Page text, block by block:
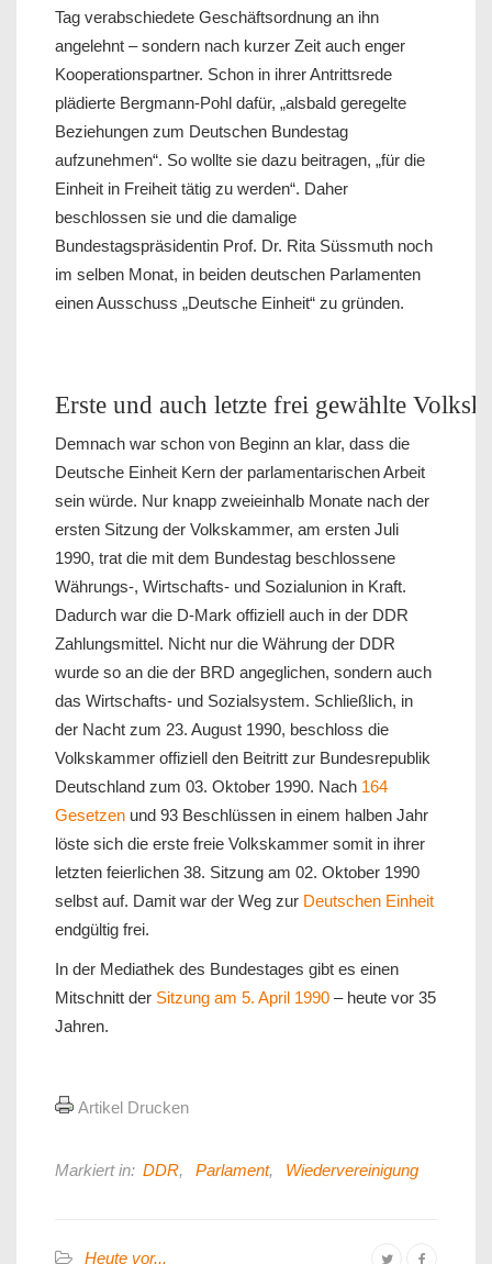
Tag verabschiedete Geschäftsordnung an ihn
angelehnt – sondern nach kurzer Zeit auch enger
Kooperationspartner. Schon in ihrer Antrittsrede
plädierte Bergmann-Pohl dafür, „alsbald geregelte
Beziehungen zum Deutschen Bundestag
aufzunehmen“. So wollte sie dazu beitragen, „für die
Einheit in Freiheit tätig zu werden“. Daher
beschlossen sie und die damalige
Bundestagspräsidentin Prof. Dr. Rita Süssmuth noch
im selben Monat, in beiden deutschen Parlamenten
einen Ausschuss „Deutsche Einheit“ zu gründen.
Erste und auch letzte frei gewählte
Demnach war schon von Beginn an klar, dass die
Deutsche Einheit Kern der parlamentarischen Arbeit
sein würde. Nur knapp zweieinhalb Monate nach der
ersten Sitzung der Volkskammer, am ersten Juli
1990, trat die mit dem Bundestag beschlossene
Währungs-, Wirtschafts- und Sozialunion in Kraft.
Dadurch war die D-Mark offiziell auch in der DDR
Zahlungsmittel. Nicht nur die Währung der DDR
wurde so an die der BRD angeglichen, sondern auch
das Wirtschafts- und Sozialsystem. Schließlich, in
der Nacht zum 23. August 1990, beschloss die
Volkskammer offiziell den Beitritt zur Bundesrepublik
Deutschland zum 03. Oktober 1990. Nach 164
Gesetzen und 93 Beschlüssen in einem halben Jahr
löste sich die erste freie Volkskammer somit in ihrer
letzten feierlichen 38. Sitzung am 02. Oktober 1990
selbst auf. Damit war der Weg zur Deutschen Einheit
endgültig frei.
In der Mediathek des Bundestages gibt es einen
Mitschnitt der Sitzung am 5. April 1990 – heute vor 35
Jahren.
Artikel Drucken
Markiert in: DDR, Parlament, Wiedervereinigung
Heute vor...